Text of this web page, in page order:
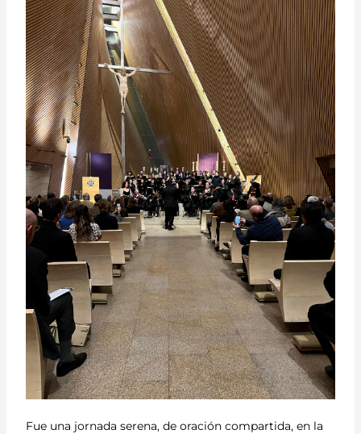
Fue una jornada serena, de oración compartida, en la